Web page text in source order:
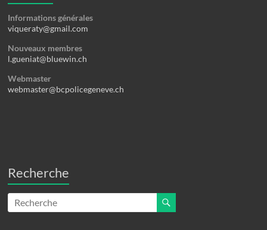
Informations générales
viqueraty@gmail.com
Nouveaux membres
l.gueniat@bluewin.ch
Webmaster
webmaster@bcpolicegeneve.ch
Recherche